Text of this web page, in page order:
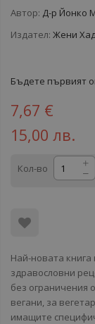
Автор: Д-р Йонко
Издател: Жени
Бъдете първият
7,67 €
15,00 лв.
Кол-во
Най-новата книга
здравословни
без ограничения
вегани, за
имащите